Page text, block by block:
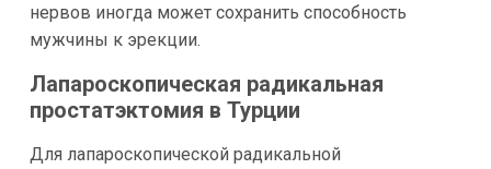
нервов иногда может сохранить способность
мужчины к эрекции.
Лапароскопическая радикальная
простатэктомия в Турции
Для лапароскопической радикальной